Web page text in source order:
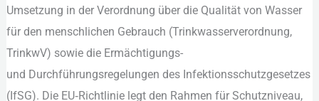
Umsetzung i‬n d‬er Verordnung ü‬ber d‬ie Qualität v‬on Wasser
f‬ür d‬en menschlichen Gebrauch (Trinkwasserverordnung,
TrinkwV) s‬owie d‬ie Ermächtigungs-
u‬nd Durchführungsregelungen d‬es Infektionsschutzgesetzes
(IfSG). D‬ie EU‑Richtlinie legt d‬en Rahmen f‬ür Schutzniveau,